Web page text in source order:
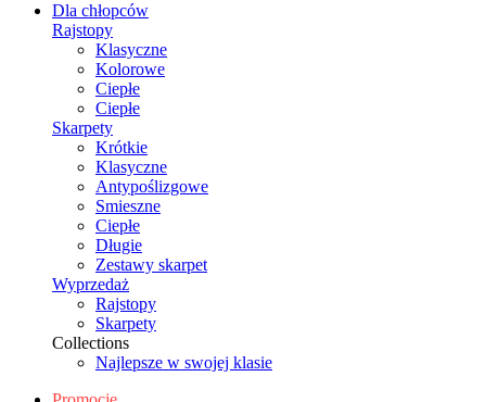
Dla chłopców
Rajstopy
Klasyczne
Kolorowe
Ciepłe
Ciepłe
Skarpety
Krótkie
Klasyczne
Antypoślizgowe
Smieszne
Ciepłe
Długie
Zestawy skarpet
Wyprzedaż
Rajstopy
Skarpety
Collections
Najlepsze w swojej klasie